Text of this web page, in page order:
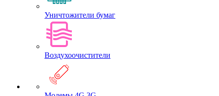
Уничтожители бумаг
Воздухоочистители